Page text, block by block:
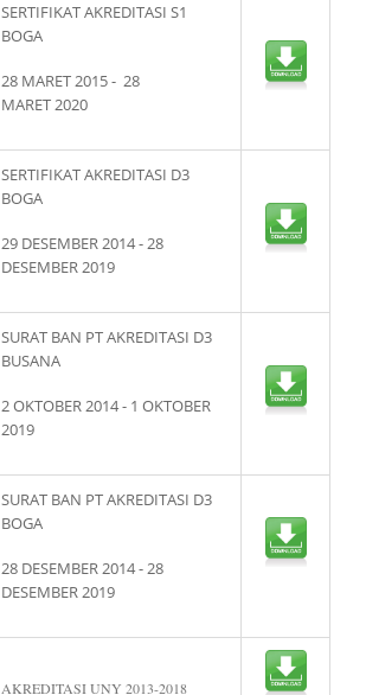
SERTIFIKAT AKREDITASI S1
BOGA
28 MARET 2015 - 28
MARET 2020
SERTIFIKAT AKREDITASI D3
BOGA
29 DESEMBER 2014 - 28
DESEMBER 2019
SURAT BAN PT AKREDITASI D3
BUSANA
2 OKTOBER 2014 - 1 OKTOBER
2019
SURAT BAN PT AKREDITASI D3
BOGA
28 DESEMBER 2014 - 28
DESEMBER 2019
AKREDITASI UNY 2013-2018